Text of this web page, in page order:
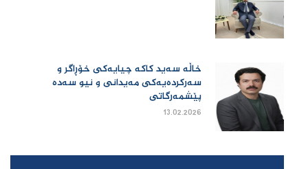
خاڵە سەید کاکە چیایەکی خۆڕاگر و
سەرکردەیەکی مەیدانی و نیو سەدە
پێشمەرگاتی
13.02.2026